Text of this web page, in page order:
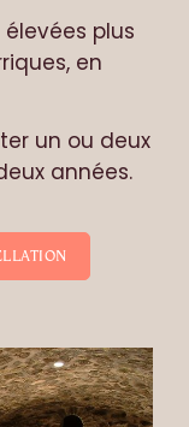
plus
en
un ou deux
années.